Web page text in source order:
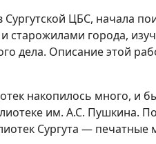
Сургутской ЦБС, начала
старожилами города,
дела. Описание этой
накопилось много, и
им. А.С. Пушкина.
Сургута —